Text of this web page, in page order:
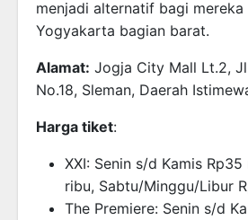
menjadi alternatif bagi
Yogyakarta bagian barat.
Alamat: Jogja City Mall Lt.2,
No.18, Sleman, Daerah
Harga tiket:
XXI: Senin s/d Kamis
ribu, Sabtu/Minggu/Libur
The Premiere: Senin s/d